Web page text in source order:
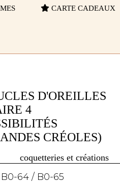
CARTE CADEAUX
D'OREILLES
4
CRÉOLES)
coquetteries et créations
B0-64 / B0-65